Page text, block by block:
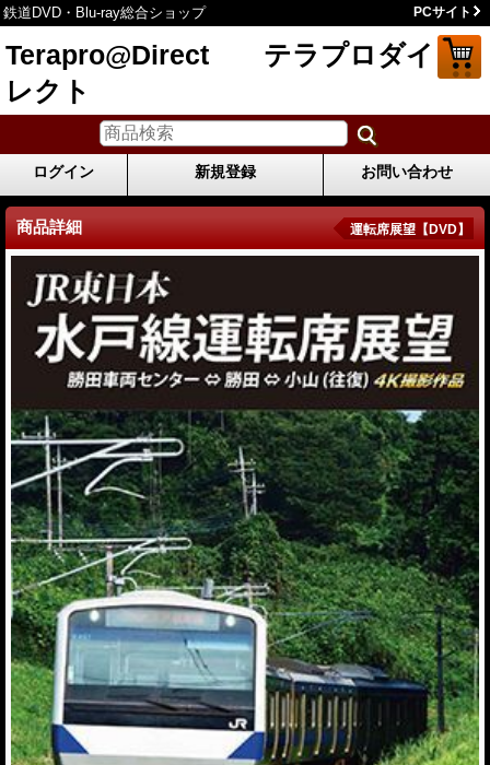
鉄道DVD・Blu-ray総合ショップ PCサイト
Terapro@Direct テラプロダイ
レクト
ログイン 新規登録 お問い合わせ
商品詳細 運転席展望【DVD】